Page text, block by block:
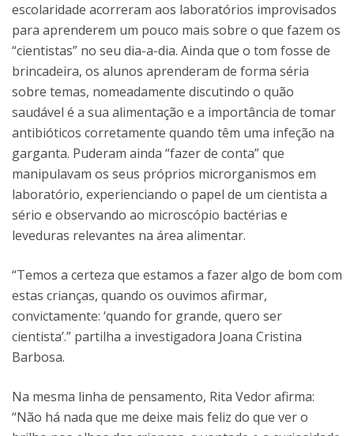
escolaridade acorreram aos laboratórios improvisados
para aprenderem um pouco mais sobre o que fazem os
“cientistas” no seu dia-a-dia. Ainda que o tom fosse de
brincadeira, os alunos aprenderam de forma séria
sobre temas, nomeadamente discutindo o quão
saudável é a sua alimentação e a importância de tomar
antibióticos corretamente quando têm uma infeção na
garganta. Puderam ainda “fazer de conta” que
manipulavam os seus próprios microrganismos em
laboratório, experienciando o papel de um cientista a
sério e observando ao microscópio bactérias e
leveduras relevantes na área alimentar.
“Temos a certeza que estamos a fazer algo de bom com
estas crianças, quando os ouvimos afirmar,
convictamente: ‘quando for grande, quero ser
cientista’.” partilha a investigadora Joana Cristina
Barbosa.
Na mesma linha de pensamento, Rita Vedor afirma:
“Não há nada que me deixe mais feliz do que ver o